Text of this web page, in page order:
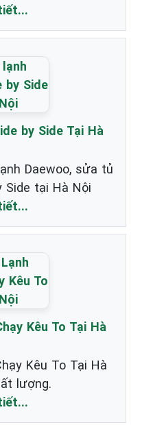
by Side Tại Hà
Daewoo, sửa tủ
Side tại Hà Nội
Kêu To Tại Hà
Kêu To Tại Hà
lượng.